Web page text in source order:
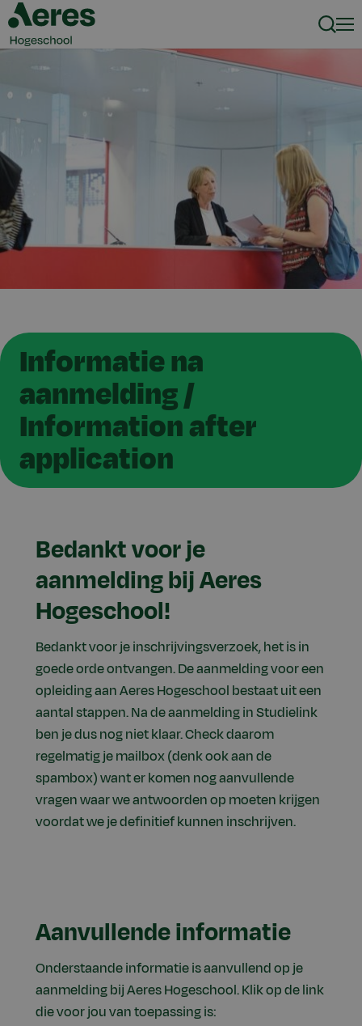
Informatie na
aanmelding /
Information after
application
Bedankt voor je
aanmelding bij Aeres
Hogeschool!
Bedankt voor je inschrijvingsverzoek, het is in
goede orde ontvangen. De aanmelding voor een
opleiding aan Aeres Hogeschool bestaat uit een
aantal stappen. Na de aanmelding in Studielink
ben je dus nog niet klaar. Check daarom
regelmatig je mailbox (denk ook aan de
spambox) want er komen nog aanvullende
vragen waar we antwoorden op moeten krijgen
voordat we je definitief kunnen inschrijven.
Aanvullende informatie
Onderstaande informatie is aanvullend op je
aanmelding bij Aeres Hogeschool. Klik op de link
die voor jou van toepassing is: